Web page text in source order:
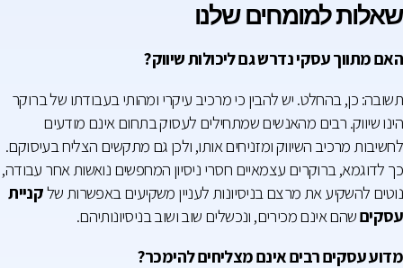
שאלות למומחים שלנו
האם מתווך עסקי נדרש גם ליכולות שיווק?
תשובה: כן, בהחלט. יש להבין כי מרכיב עיקרי ומהותי בעבודתו של ברוקר
הינו שיווק. רבים מהאנשים שמתחילים לעסוק בתחום אינם מודעים
לחשיבות מרכיב השיווק ומזניחים אותו, ולכן גם מתקשים הצליח בעיסוקם.
כך לדוגמא, ברוקרים עצמאיים חסרי ניסיון המחפשים נואשות אחר עבודה,
נוטים להשקיע את מרצם בניסיונות לעניין משקיעים באפשרות שלקניית
עסקיםשהם אינם מכירים, ונכשלים שוב ושוב בניסיונותיהם.
מדוע עסקים רבים אינם מצליחים להימכר?